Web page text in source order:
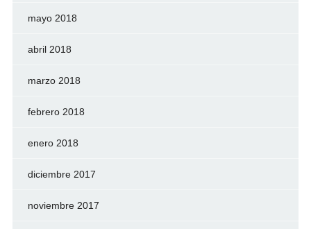
mayo 2018
abril 2018
marzo 2018
febrero 2018
enero 2018
diciembre 2017
noviembre 2017